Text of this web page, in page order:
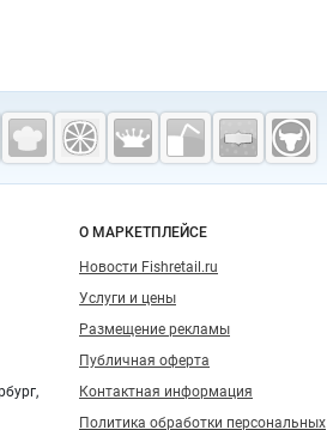
Навигация по сайту
О МАРКЕТПЛЕЙСЕ
Новости Fishretail.ru
Услуги и цены
Размещение рекламы
Публичная оферта
Контактная информация
Политика обработки персональных